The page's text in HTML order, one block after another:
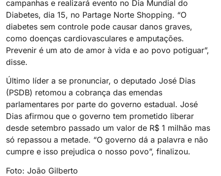
campanhas e realizará evento no Dia Mundial do
Diabetes, dia 15, no Partage Norte Shopping. “O
diabetes sem controle pode causar danos graves,
como doenças cardiovasculares e amputações.
Prevenir é um ato de amor à vida e ao povo potiguar”,
disse.
Último líder a se pronunciar, o deputado José Dias
(PSDB) retomou a cobrança das emendas
parlamentares por parte do governo estadual. José
Dias afirmou que o governo tem prometido liberar
desde setembro passado um valor de R$ 1 milhão mas
só repassou a metade. “O governo dá a palavra e não
cumpre e isso prejudica o nosso povo”, finalizou.
Foto: João Gilberto